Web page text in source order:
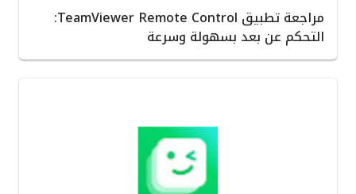
مراجعة تطبيق TeamViewer Remote Control:
التحكم عن بعد بسهولة وسرعة